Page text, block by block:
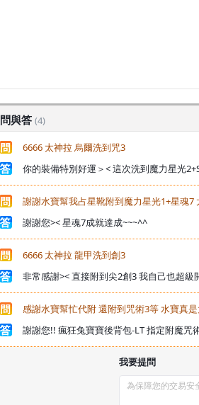
問與答 (4)
6666 太神拉 烏爾洗到咒3
你的裝備特別好運＞< 這次洗到魔力星光
謝謝水寶幫我占星靴附到魔力星光1+星魂7
謝謝您>< 星魂7成就達成~~~^^
6666 太神拉 龍甲洗到創3
非常感謝>< 直接附到尖2創3 我自己也超
感謝水寶幫忙代附 還附到咒術3等 水寶真
謝謝您!! 瘋狂兔寶寶後背包-LT 指定附魔咒
我要提問